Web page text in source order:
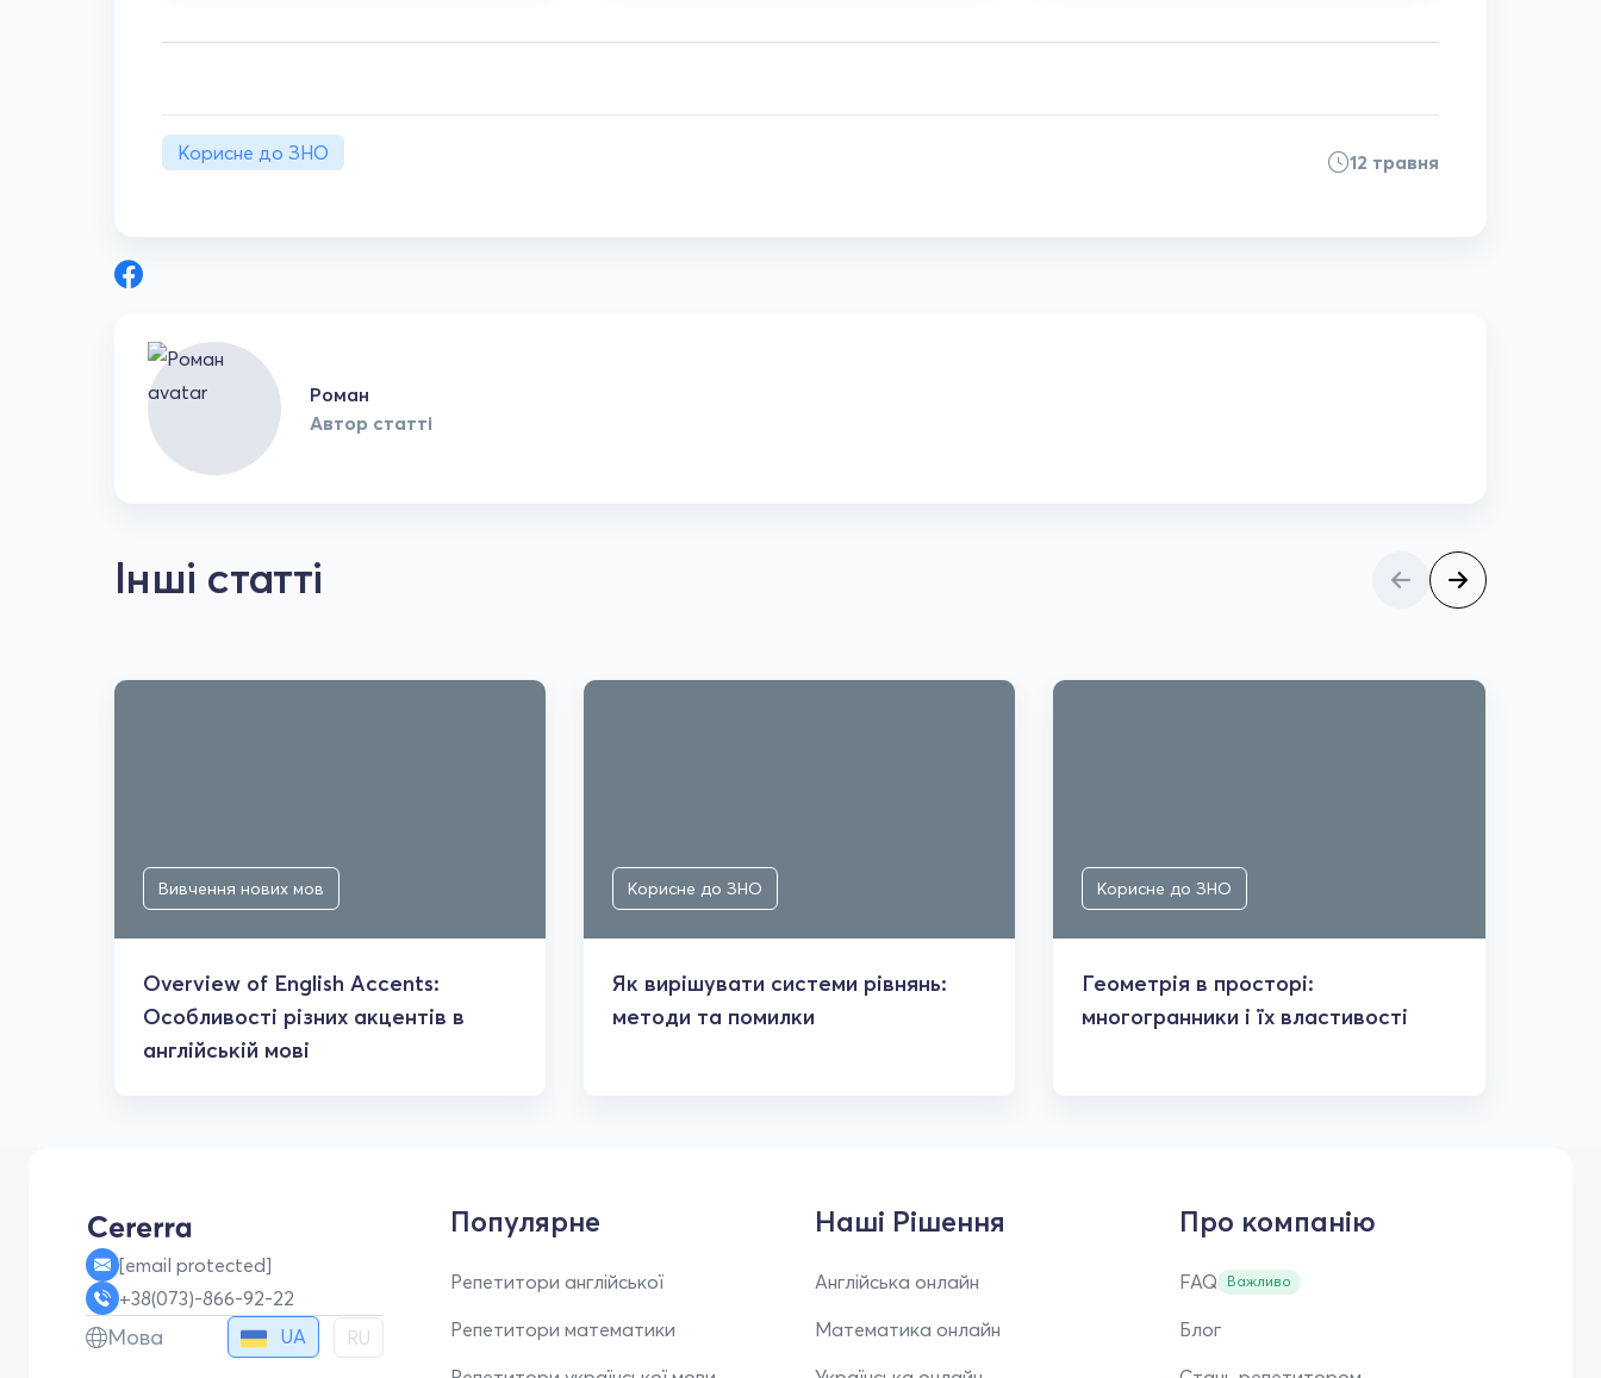
Корисне до ЗНО 12 травня
Роман
Автор статті
Інші статті
Вивчення нових мов
Overview of English Accents:
Особливості різних акцентів в
англійській мові
Корисне до ЗНО
Як вирішувати системи рівнянь:
методи та помилки
Корисне до ЗНО
Геометрія в просторі:
многогранники і їх властивості
[email protected]
+38(073)-866-92-22
Мова UA RU
Популярне
Репетитори англійської
Репетитори математики
Наші Рішення
Англійська онлайн
Математика онлайн
Про компанію
FAQ Важливо
Блог